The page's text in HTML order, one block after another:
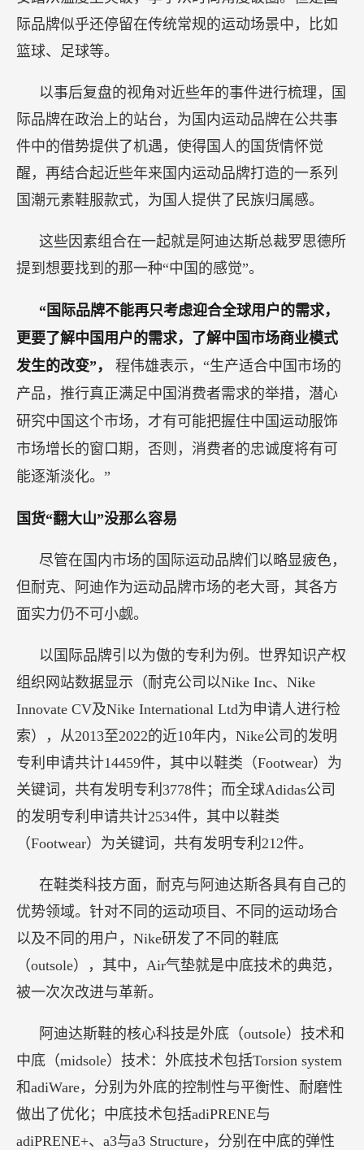
际品牌似乎还停留在传统常规的运动场景中，比如
篮球、足球等。
以事后复盘的视角对近些年的事件进行梳理，国
际品牌在政治上的站台，为国内运动品牌在公共事
件中的借势提供了机遇，使得国人的国货情怀觉
醒，再结合起近些年来国内运动品牌打造的一系列
国潮元素鞋服款式，为国人提供了民族归属感。
这些因素组合在一起就是阿迪达斯总裁罗思德所
提到想要找到的那一种“中国的感觉”。
“国际品牌不能再只考虑迎合全球用户的需求，
更要了解中国用户的需求，了解中国市场商业模式
发生的改变”， 程伟雄表示，“生产适合中国市场的
产品，推行真正满足中国消费者需求的举措，潜心
研究中国这个市场，才有可能把握住中国运动服饰
市场增长的窗口期，否则，消费者的忠诚度将有可
能逐渐淡化。”
国货“翻大山”没那么容易
尽管在国内市场的国际运动品牌们以略显疲色，
但耐克、阿迪作为运动品牌市场的老大哥，其各方
面实力仍不可小觑。
以国际品牌引以为傲的专利为例。世界知识产权
组织网站数据显示（耐克公司以Nike Inc、Nike
Innovate CV及Nike International Ltd为申请人进行检
索），从2013至2022的近10年内，Nike公司的发明
专利申请共计14459件，其中以鞋类（Footwear）为
关键词，共有发明专利3778件；而全球Adidas公司
的发明专利申请共计2534件，其中以鞋类
（Footwear）为关键词，共有发明专利212件。
在鞋类科技方面，耐克与阿迪达斯各具有自己的
优势领域。针对不同的运动项目、不同的运动场合
以及不同的用户，Nike研发了不同的鞋底
（outsole），其中，Air气垫就是中底技术的典范，
被一次次改进与革新。
阿迪达斯鞋的核心科技是外底（outsole）技术和
中底（midsole）技术：外底技术包括Torsion system
和adiWare，分别为外底的控制性与平衡性、耐磨性
做出了优化；中底技术包括adiPRENE与
adiPRENE+、a3与a3 Structure，分别在中底的弹性